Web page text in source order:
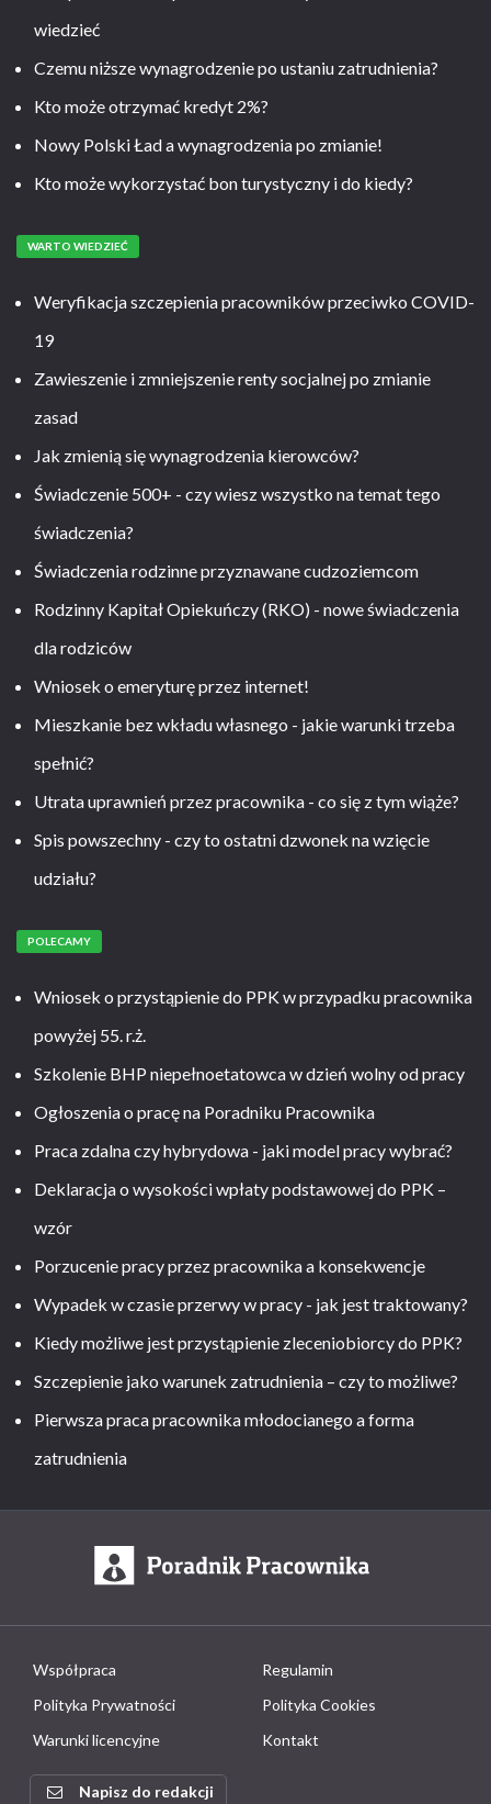
wiedzieć
Czemu niższe wynagrodzenie po ustaniu zatrudnienia?
Kto może otrzymać kredyt 2%?
Nowy Polski Ład a wynagrodzenia po zmianie!
Kto może wykorzystać bon turystyczny i do kiedy?
WARTO WIEDZIEĆ
Weryfikacja szczepienia pracowników przeciwko COVID-
19
Zawieszenie i zmniejszenie renty socjalnej po zmianie
zasad
Jak zmienią się wynagrodzenia kierowców?
Świadczenie 500+ - czy wiesz wszystko na temat tego
świadczenia?
Świadczenia rodzinne przyznawane cudzoziemcom
Rodzinny Kapitał Opiekuńczy (RKO) - nowe świadczenia
dla rodziców
Wniosek o emeryturę przez internet!
Mieszkanie bez wkładu własnego - jakie warunki trzeba
spełnić?
Utrata uprawnień przez pracownika - co się z tym wiąże?
Spis powszechny - czy to ostatni dzwonek na wzięcie
udziału?
POLECAMY
Wniosek o przystąpienie do PPK w przypadku pracownika
powyżej 55. r.ż.
Szkolenie BHP niepełnoetatowca w dzień wolny od pracy
Ogłoszenia o pracę na Poradniku Pracownika
Praca zdalna czy hybrydowa - jaki model pracy wybrać?
Deklaracja o wysokości wpłaty podstawowej do PPK –
wzór
Porzucenie pracy przez pracownika a konsekwencje
Wypadek w czasie przerwy w pracy - jak jest traktowany?
Kiedy możliwe jest przystąpienie zleceniobiorcy do PPK?
Szczepienie jako warunek zatrudnienia – czy to możliwe?
Pierwsza praca pracownika młodocianego a forma
zatrudnienia
Współpraca
Regulamin
Polityka Prywatności
Polityka Cookies
Warunki licencyjne
Kontakt
Napisz do redakcji